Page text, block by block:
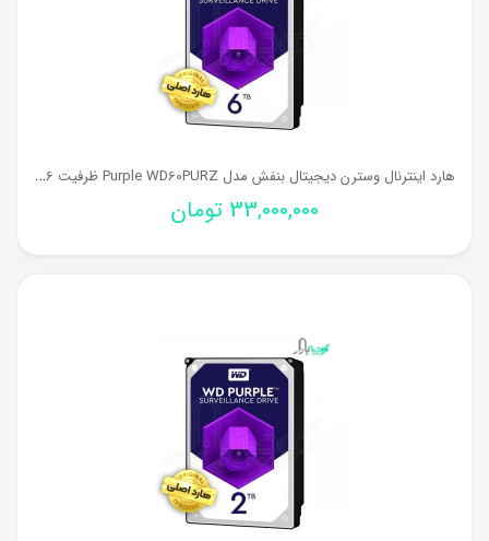
ه
ارد اینترنال وسترن دیجیتال بنفش مدل Purple WD60PURZ ظرفیت 6 ترابایت (اصلی)
33,000,000 تومان